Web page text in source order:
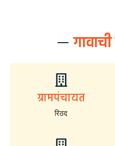
गावाची
ग्रामपंचायत
रिठद